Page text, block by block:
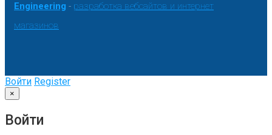
Engineering - разработка вебсайтов и интернет
магазинов
Войти Register
×
Войти